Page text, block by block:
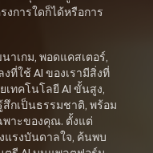
การใดก็ได้หรือการ
าเกม, พอดแคสเตอร์,
ที่ใช้ AI ของเรามีสิ่งที่
ทคโนโลยี AI ขั้นสูง,
กเป็นธรรมชาติ, พร้อม
พาะของคุณ. ตั้งแต่
รงบันดาลใจ, ค้นพบ